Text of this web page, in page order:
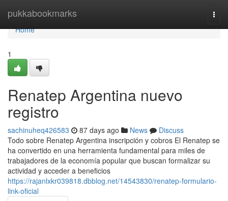
pukkabookmarks
Home
Home
1
Renatep Argentina nuevo
registro
sachinuheq426583 87 days ago News
Discuss
Todo sobre Renatep Argentina inscripción y cobros El Renatep se
ha convertido en una herramienta fundamental para miles de
trabajadores de la economía popular que buscan formalizar su
actividad y acceder a beneficios
https://rajanlxkr039818.dbblog.net/14543830/renatep-formulario-
link-oficial